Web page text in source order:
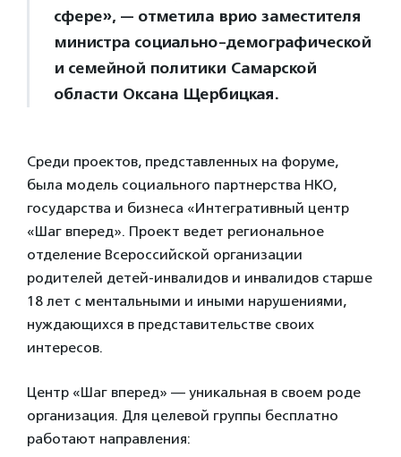
сфере», — отметила врио заместителя
министра социально-демографической
и семейной политики Самарской
области Оксана Щербицкая.
Среди проектов, представленных на форуме,
была модель социального партнерства НКО,
государства и бизнеса «Интегративный центр
«Шаг вперед». Проект ведет региональное
отделение Всероссийской организации
родителей детей-инвалидов и инвалидов старше
18 лет с ментальными и иными нарушениями,
нуждающихся в представительстве своих
интересов.
Центр «Шаг вперед» — уникальная в своем роде
организация. Для целевой группы бесплатно
работают направления: